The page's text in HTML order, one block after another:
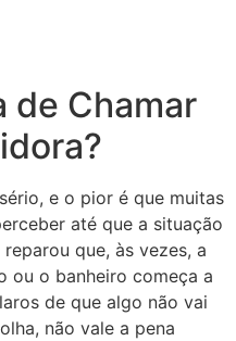
de Chamar
e o pior é que muitas
até que a situação
que, às vezes, a
ou o banheiro começa a
de que algo não vai
não vale a pena